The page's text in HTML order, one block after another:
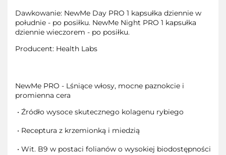
Dawkowanie: NewMe Day PRO 1 kapsułka dziennie w
południe - po posiłku. NewMe Night PRO 1 kapsułka
dziennie wieczorem - po posiłku.
Producent: Health Labs
NewMe PRO - Lśniące włosy, mocne paznokcie i
promienna cera
• Źródło wysoce skutecznego kolagenu rybiego
• Receptura z krzemionką i miedzią
• Wit. B9 w postaci folianów o wysokiej biodostępności